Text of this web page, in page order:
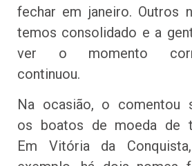
fechar em janeiro. Outros
temos consolidado e a
ver o momento
continuou.
Na ocasião, o comentou
os boatos de moeda de
Em Vitória da